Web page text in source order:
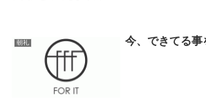
朝礼 今、できてる事